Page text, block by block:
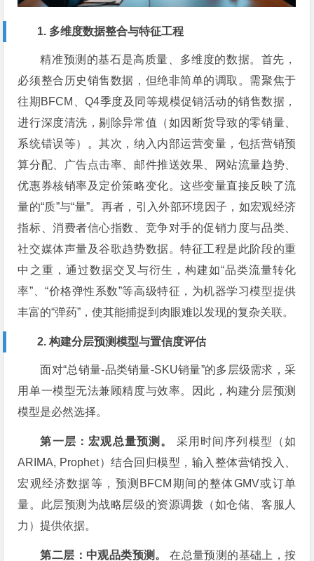
1. 多维度数据整合与特征工程
精准预测的基石是高质量、多维度的数据。首先，
必须整合历史销售数据，但绝非简单的调取。需聚焦于
往期BFCM、Q4季度及同等规模促销活动的销售数据，
进行深度清洗，剔除异常值（如因断货导致的零销量、
系统错误等）。其次，纳入内部运营变量，包括营销预
算分配、广告点击率、邮件推送效果、网站流量趋势、
优惠券核销率及定价策略变化。这些变量直接反映了流
量的“质”与“量”。再者，引入外部环境因子，如宏观经济
指标、消费者信心指数、竞争对手的促销力度与品类、
社交媒体声量及谷歌趋势数据。特征工程是此阶段的重
中之重，通过数据交叉与衍生，构建如“品类流量转化
率”、“价格弹性系数”等高级特征，为机器学习模型提供
丰富的“弹药”，使其能捕捉到肉眼难以发现的复杂关联。
2. 构建分层预测模型与置信度评估
面对“总销量-品类销量-SKU销量”的多层级需求，采
用单一模型无法兼顾精度与效率。因此，构建分层预测
模型是必然选择。
第一层：宏观总量预测。
采用时间序列模型（如
ARIMA, Prophet）结合回归模型，输入整体营销投入、
宏观经济数据等，预测BFCM期间的整体GMV或订单
量。此层预测为战略层级的资源调拨（如仓储、客服人
力）提供依据。
第二层：中观品类预测。
在总量预测的基础上，按